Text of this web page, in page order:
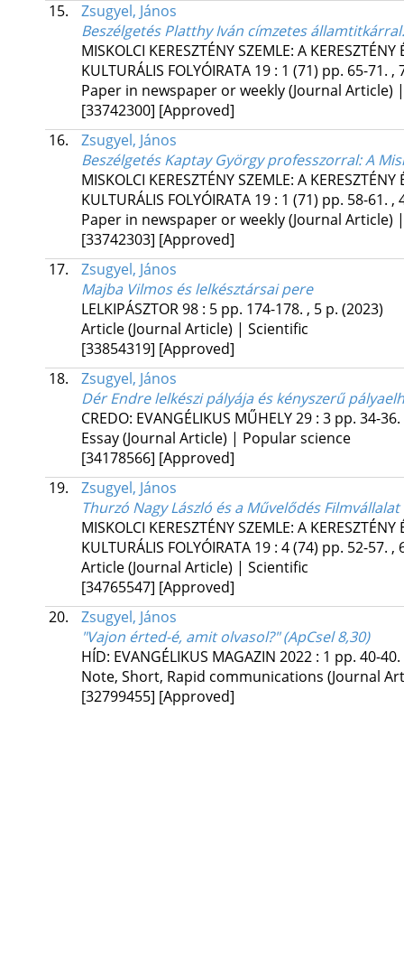
15.
Zsugyel, János
Beszélgetés Platthy Iván címzetes államtitkárral
MISKOLCI KERESZTÉNY SZEMLE: A
KULTURÁLIS FOLYÓIRATA 19: 1 (71) pp. 65-71. ,
Paper in newspaper or weekly (Journal
[33742300] [Approved]
16.
Zsugyel, János
Beszélgetés Kaptay György professzorral: A
MISKOLCI KERESZTÉNY SZEMLE: A
KULTURÁLIS FOLYÓIRATA 19: 1 (71) pp. 58-61. ,
Paper in newspaper or weekly (Journal
[33742303] [Approved]
17.
Zsugyel, János
Majba Vilmos és lelkésztársai pere
LELKIPÁSZTOR98: 5 pp. 174-178. , 5 p. (2023)
Article (Journal Article) | Scientific
[33854319] [Approved]
18.
Zsugyel, János
Dér Endre lelkészi pályája és kényszerű
CREDO: EVANGÉLIKUS MŰHELY29: 3 pp. 34-
Essay (Journal Article) | Popular science
[34178566] [Approved]
19.
Zsugyel, János
Thurzó Nagy László és a Művelődés Filmvállalat
MISKOLCI KERESZTÉNY SZEMLE: A
KULTURÁLIS FOLYÓIRATA 19: 4 (74) pp. 52-57. ,
Article (Journal Article) | Scientific
[34765547] [Approved]
20.
Zsugyel, János
"Vajon érted-é, amit olvasol?" (ApCsel 8,30)
HÍD: EVANGÉLIKUS MAGAZIN 2022: 1 pp. 40-
Note, Short, Rapid communications (Journal
[32799455] [Approved]